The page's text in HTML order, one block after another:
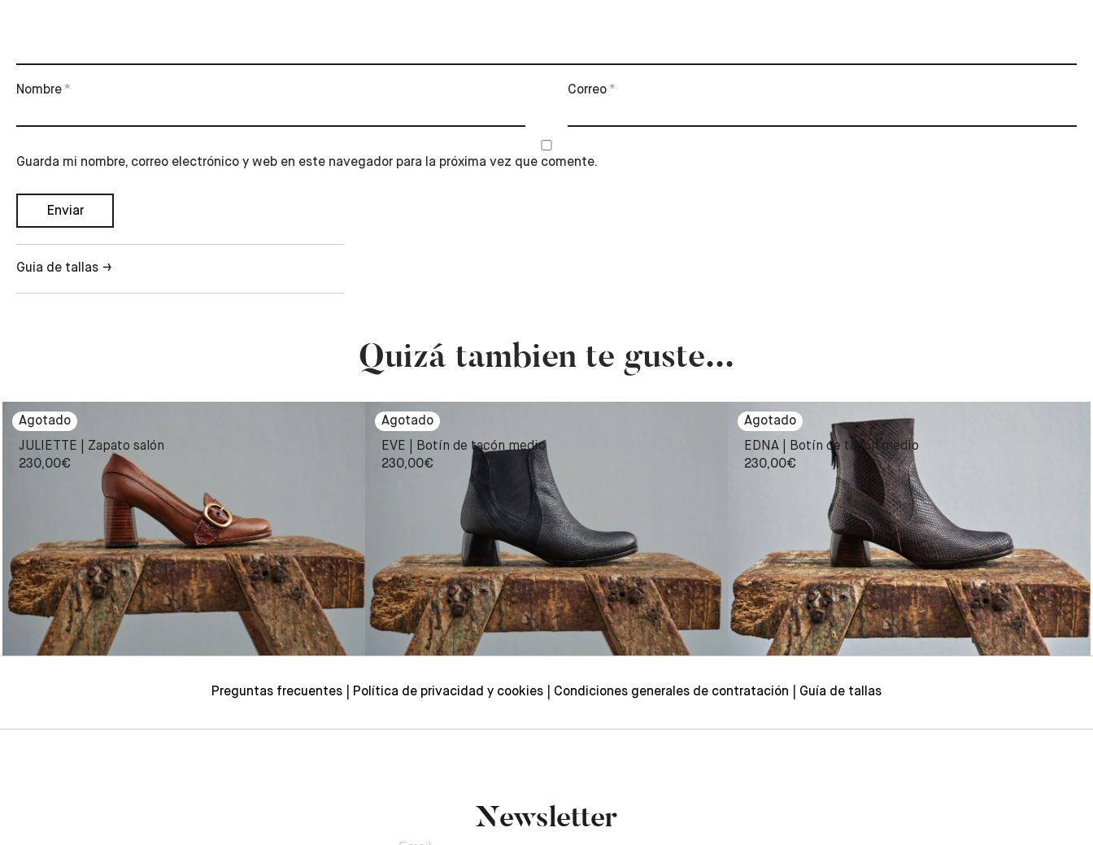
Nombre * Correo *
Guarda mi nombre, correo electrónico y web en este navegador para la próxima vez que comente.
Guia de tallas
Quizá tambien te guste...
JULIETTE | Zapato salón
230,00€
EVE | Botín de tacón medio
230,00€
EDNA | Botín de tacón medio
230,00€
Preguntas frecuentes Política de privacidad y cookies Condiciones generales de contratación Guía de tallas
Newsletter